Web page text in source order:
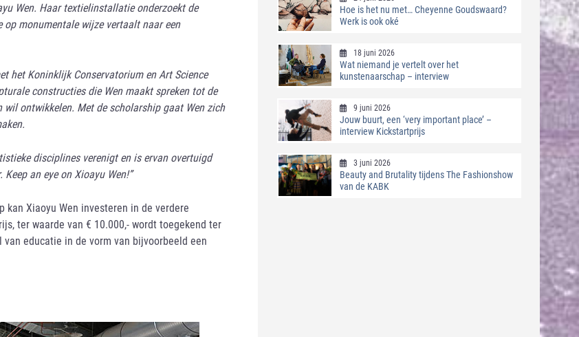
Wen. Haar textielinstallatie onderzoekt de
op monumentale wijze vertaalt naar een
het Koninklijk Conservatorium en Art Science
constructies die Wen maakt spreken tot de
ontwikkelen. Met de scholarship gaat Wen zich
disciplines verenigt en is ervan overtuigd
an eye on Xioayu Wen!”
kan Xiaoyu Wen investeren in de verdere
ter waarde van € 10.000,- wordt toegekend ter
educatie in de vorm van bijvoorbeeld een
Hoe is het nu met… Cheyenne Goudswaard?
Werk is ook oké
18 juni 2026
Wat niemand je vertelt over het
kunstenaarschap – interview
9 juni 2026
Jouw buurt, een ‘very important place’ –
interview Kickstartprijs
3 juni 2026
Beauty and Brutality tijdens The Fashionshow
van de KABK